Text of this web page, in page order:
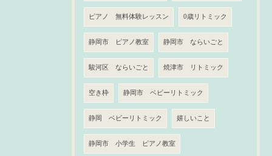
ピアノ 無料体験レッスン 0歳リトミック
静岡市 ピアノ教室 静岡市 ならいごと
駿河区 ならいごと 焼津市 リトミック
空き枠 静岡市 ベビーリトミック
静岡 ベビーリトミック 嬉しいこと
静岡市 小学生 ピアノ教室